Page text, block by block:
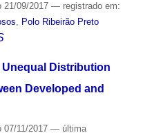
21/09/2017 — registrado em:
, Polo Ribeirão Preto
Distribution
Developed and
07/11/2017 — última